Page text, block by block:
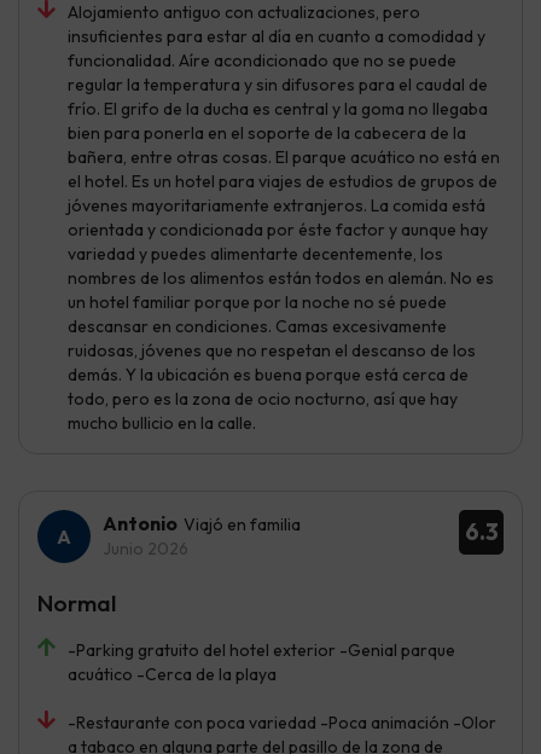
Alojamiento antiguo con actualizaciones, pero
insuficientes para estar al día en cuanto a comodidad y
funcionalidad. Aíre acondicionado que no se puede
regular la temperatura y sin difusores para el caudal de
frío. El grifo de la ducha es central y la goma no llegaba
bien para ponerla en el soporte de la cabecera de la
bañera, entre otras cosas. El parque acuático no está en
el hotel. Es un hotel para viajes de estudios de grupos de
jóvenes mayoritariamente extranjeros. La comida está
orientada y condicionada por éste factor y aunque hay
variedad y puedes alimentarte decentemente, los
nombres de los alimentos están todos en alemán. No es
un hotel familiar porque por la noche no sé puede
descansar en condiciones. Camas excesivamente
ruidosas, jóvenes que no respetan el descanso de los
demás. Y la ubicación es buena porque está cerca de
todo, pero es la zona de ocio nocturno, así que hay
mucho bullicio en la calle.
6.3
Antonio Viajó en familia
Junio 2026
-Parking gratuito del hotel exterior -Genial parque
acuático -Cerca de la playa
-Restaurante con poca variedad -Poca animación -Olor
a tabaco en alguna parte del pasillo de la zona de
Normal